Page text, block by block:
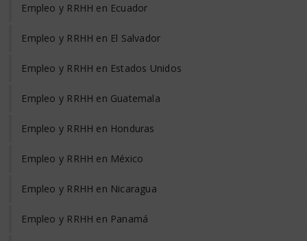
Empleo y RRHH en Ecuador
Empleo y RRHH en El Salvador
Empleo y RRHH en Estados Unidos
Empleo y RRHH en Guatemala
Empleo y RRHH en Honduras
Empleo y RRHH en México
Empleo y RRHH en Nicaragua
Empleo y RRHH en Panamá